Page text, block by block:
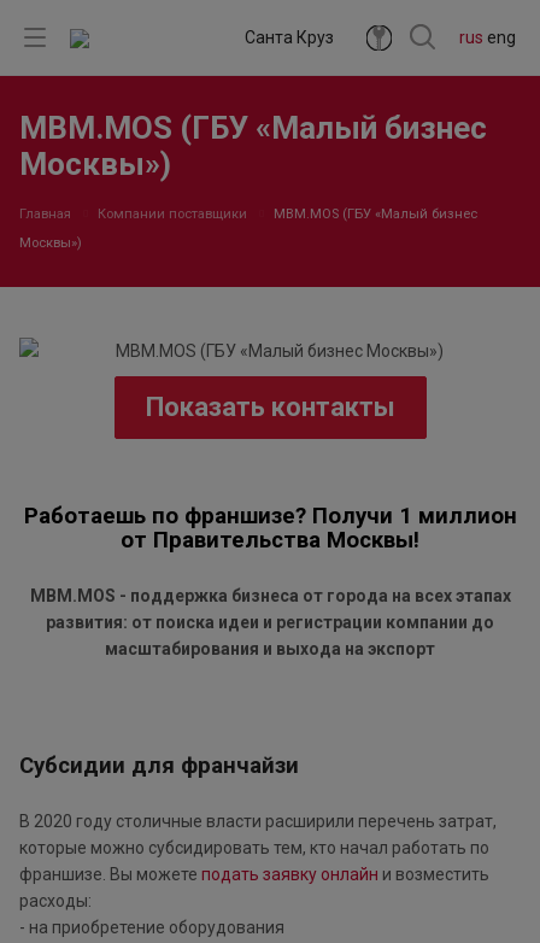
rus eng
Санта Круз
MBM.MOS (ГБУ «Малый бизнес
Москвы»)
Главная Компании поставщики
MBM.MOS (ГБУ «Малый бизнес
Москвы»)
Показать контакты
Работаешь по франшизе? Получи 1 миллион
от Правительства Москвы!
MBM.MOS - поддержка бизнеса от города на всех этапах
развития: от поиска идеи и регистрации компании до
масштабирования и выхода на экспорт
Субсидии для франчайзи
В 2020 году столичные власти расширили перечень затрат,
которые можно субсидировать тем, кто начал работать по
франшизе. Вы можете подать заявку онлайн и возместить
расходы:
- на приобретение оборудования